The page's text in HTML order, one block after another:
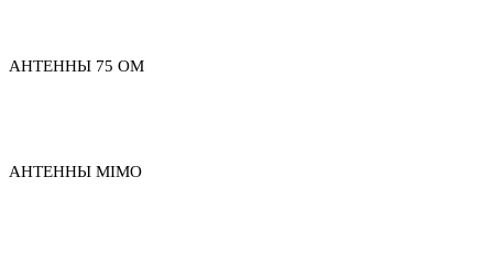
АНТЕННЫ 75 ОМ
АНТЕННЫ MIMO